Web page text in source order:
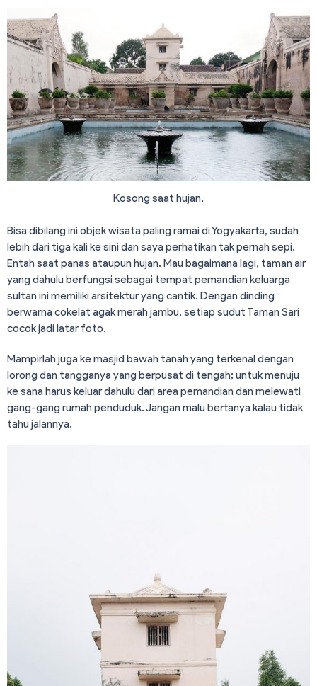
Kosong saat hujan.
Bisa dibilang ini objek wisata paling ramai di Yogyakarta, sudah
lebih dari tiga kali ke sini dan saya perhatikan tak pernah sepi.
Entah saat panas ataupun hujan. Mau bagaimana lagi, taman air
yang dahulu berfungsi sebagai tempat pemandian keluarga
sultan ini memiliki arsitektur yang cantik. Dengan dinding
berwarna cokelat agak merah jambu, setiap sudut Taman Sari
cocok jadi latar foto.
Mampirlah juga ke masjid bawah tanah yang terkenal dengan
lorong dan tangganya yang berpusat di tengah; untuk menuju
ke sana harus keluar dahulu dari area pemandian dan melewati
gang-gang rumah penduduk. Jangan malu bertanya kalau tidak
tahu jalannya.